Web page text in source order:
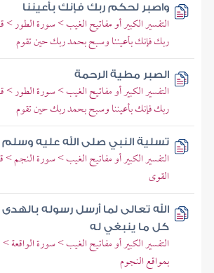
واصبر لحكم ربك فإنك بأعيننا
التفسير الكبير أو مفاتيح الغيب > سورة الطور >
ربك فإنك بأعيننا وسبح بحمد ربك حين تقوم
الصبر مطية الرحمة
التفسير الكبير أو مفاتيح الغيب > سورة الطور >
ربك فإنك بأعيننا وسبح بحمد ربك حين تقوم
تسلية النبي صلى الله عليه وسلم
التفسير الكبير أو مفاتيح الغيب > سورة النجم >
القوى
الله تعالى لما أرسل رسوله بالهدى
كل ما ينبغي له
التفسير الكبير أو مفاتيح الغيب > سورة الواقعة
بمواقع النجوم